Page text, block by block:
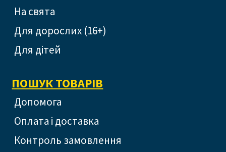
На свята
Для дорослих (16+)
Для дітей
ПОШУК ТОВАРІВ
допомога
оплата і доставка
контроль замовлення